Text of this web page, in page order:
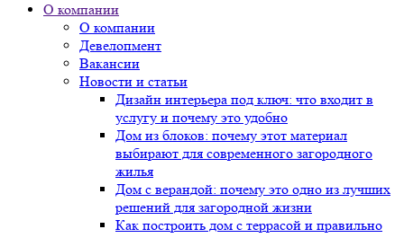
О компании
О компании
Девелопмент
Вакансии
Новости и статьи
Дизайн интерьера под ключ: что входит в
услугу и почему это удобно
Дом из блоков: почему этот материал
выбирают для современного загородного
жилья
Дом с верандой: почему это одно из лучших
решений для загородной жизни
Как построить дом с террасой и правильно